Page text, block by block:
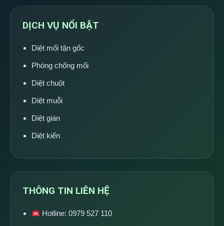
DỊCH VỤ NỔI BẬT
Diệt mối tận gốc
Phòng chống mối
Diệt chuột
Diệt muỗi
Diệt gián
Diệt kiến
THÔNG TIN LIÊN HỆ
Hotline:0979 527 110